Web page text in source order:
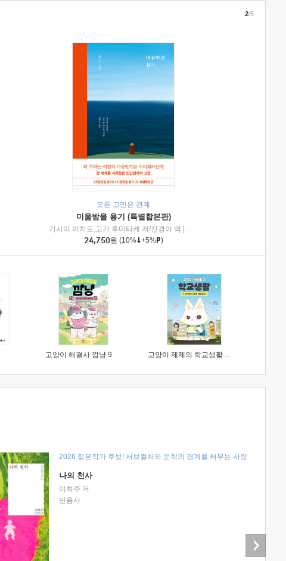
| 제이브리즈북스
모든 고민은 관계
미움받을 용기 (특별합본판)
기시미 이치로,고가 후미타케 저/전경아 역
인플루엔셜
24,750원 (10% +5% )
2/5
고양이 해결사 깜냥 9 고양이 제제의 학교생활 1 : 초등학생이 이렇게 힘들 줄이야
2026 젊은작가 후보! 서브컬처와 문학의 경계를 허무는 사랑
나의 천사
이희주 저
민음사